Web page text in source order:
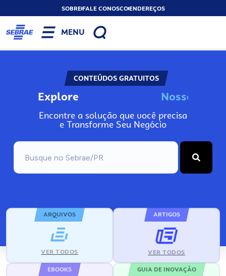
SOBREFALE CONOSCOENDEREÇOS
MENU
CONTEÚDOS GRATUITOS
Explore Nosso
Encontre a solução que você precisa
e Transforme Seu Negócio
ARQUIVOS
VER TODOS
ARTIGOS
VER TODOS
EBOOKS GUIA DE INOVAÇÃO